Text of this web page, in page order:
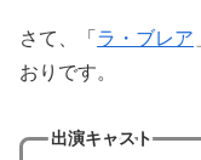
さて、「 ラ・ブレア
おりです。
出演キャスト